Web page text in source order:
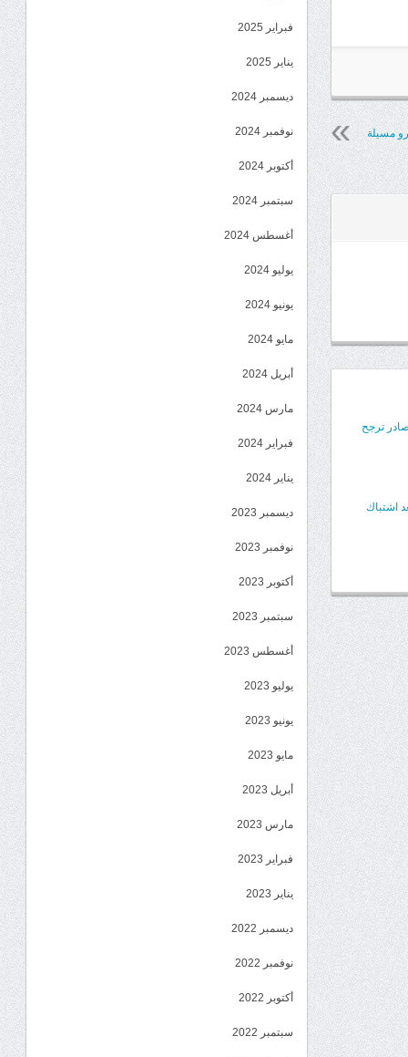
مسيلة
ترجح
اشتباك
فبراير 2025
يناير 2025
ديسمبر 2024
نوفمبر 2024
أكتوبر 2024
سبتمبر 2024
أغسطس 2024
يوليو 2024
يونيو 2024
مايو 2024
أبريل 2024
مارس 2024
فبراير 2024
يناير 2024
ديسمبر 2023
نوفمبر 2023
أكتوبر 2023
سبتمبر 2023
أغسطس 2023
يوليو 2023
يونيو 2023
مايو 2023
أبريل 2023
مارس 2023
فبراير 2023
يناير 2023
ديسمبر 2022
نوفمبر 2022
أكتوبر 2022
سبتمبر 2022